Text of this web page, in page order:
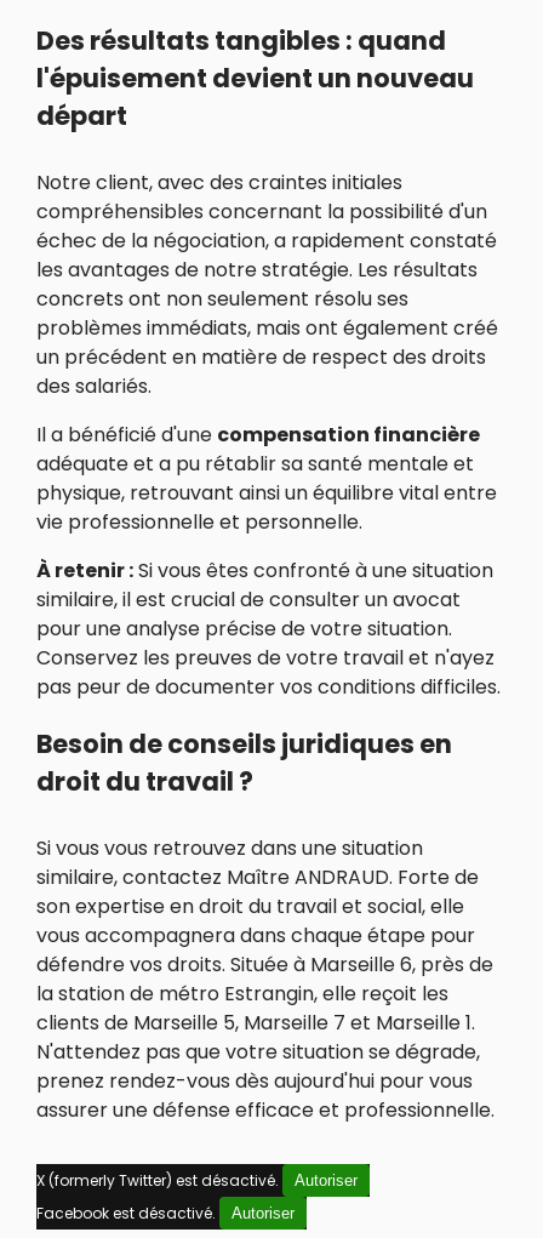
Des résultats tangibles : quand
l'épuisement devient un nouveau
départ
Notre client, avec des craintes initiales
compréhensibles concernant la possibilité d'un
échec de la négociation, a rapidement constaté
les avantages de notre stratégie. Les résultats
concrets ont non seulement résolu ses
problèmes immédiats, mais ont également créé
un précédent en matière de respect des droits
des salariés.
Il a bénéficié d'une compensation financière
adéquate et a pu rétablir sa santé mentale et
physique, retrouvant ainsi un équilibre vital entre
vie professionnelle et personnelle.
À retenir :Si vous êtes confronté à une situation
similaire, il est crucial de consulter un avocat
pour une analyse précise de votre situation.
Conservez les preuves de votre travail et n'ayez
pas peur de documenter vos conditions difficiles.
Besoin de conseils juridiques en
droit du travail ?
Si vous vous retrouvez dans une situation
similaire, contactez Maître ANDRAUD. Forte de
son expertise en droit du travail et social, elle
vous accompagnera dans chaque étape pour
défendre vos droits. Située à Marseille 6, près de
la station de métro Estrangin, elle reçoit les
clients de Marseille 5, Marseille 7 et Marseille 1.
N'attendez pas que votre situation se dégrade,
prenez rendez-vous dès aujourd'hui pour vous
assurer une défense efficace et professionnelle.
X (formerly Twitter) est désactivé. Autoriser
Facebook est désactivé. Autoriser